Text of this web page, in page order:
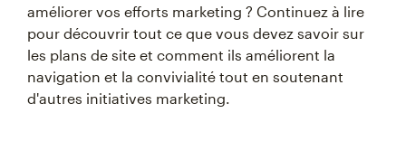
améliorer vos efforts marketing ? Continuez à lire
pour découvrir tout ce que vous devez savoir sur
les plans de site et comment ils améliorent la
navigation et la convivialité tout en soutenant
d'autres initiatives marketing.